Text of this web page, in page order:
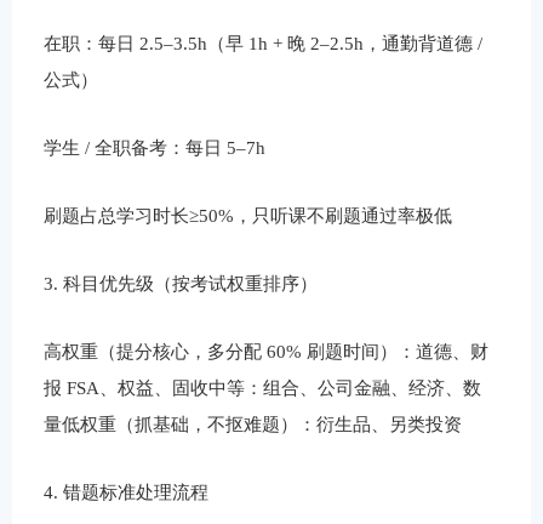
在职：每日 2.5–3.5h（早 1h + 晚 2–2.5h，通勤背道德 /
公式）
学生 / 全职备考：每日 5–7h
刷题占总学习时长≥50%，只听课不刷题通过率极低
3. 科目优先级（按考试权重排序）
高权重（提分核心，多分配 60% 刷题时间）：道德、财
报 FSA、权益、固收中等：组合、公司金融、经济、数
量低权重（抓基础，不抠难题）：衍生品、另类投资
4. 错题标准处理流程